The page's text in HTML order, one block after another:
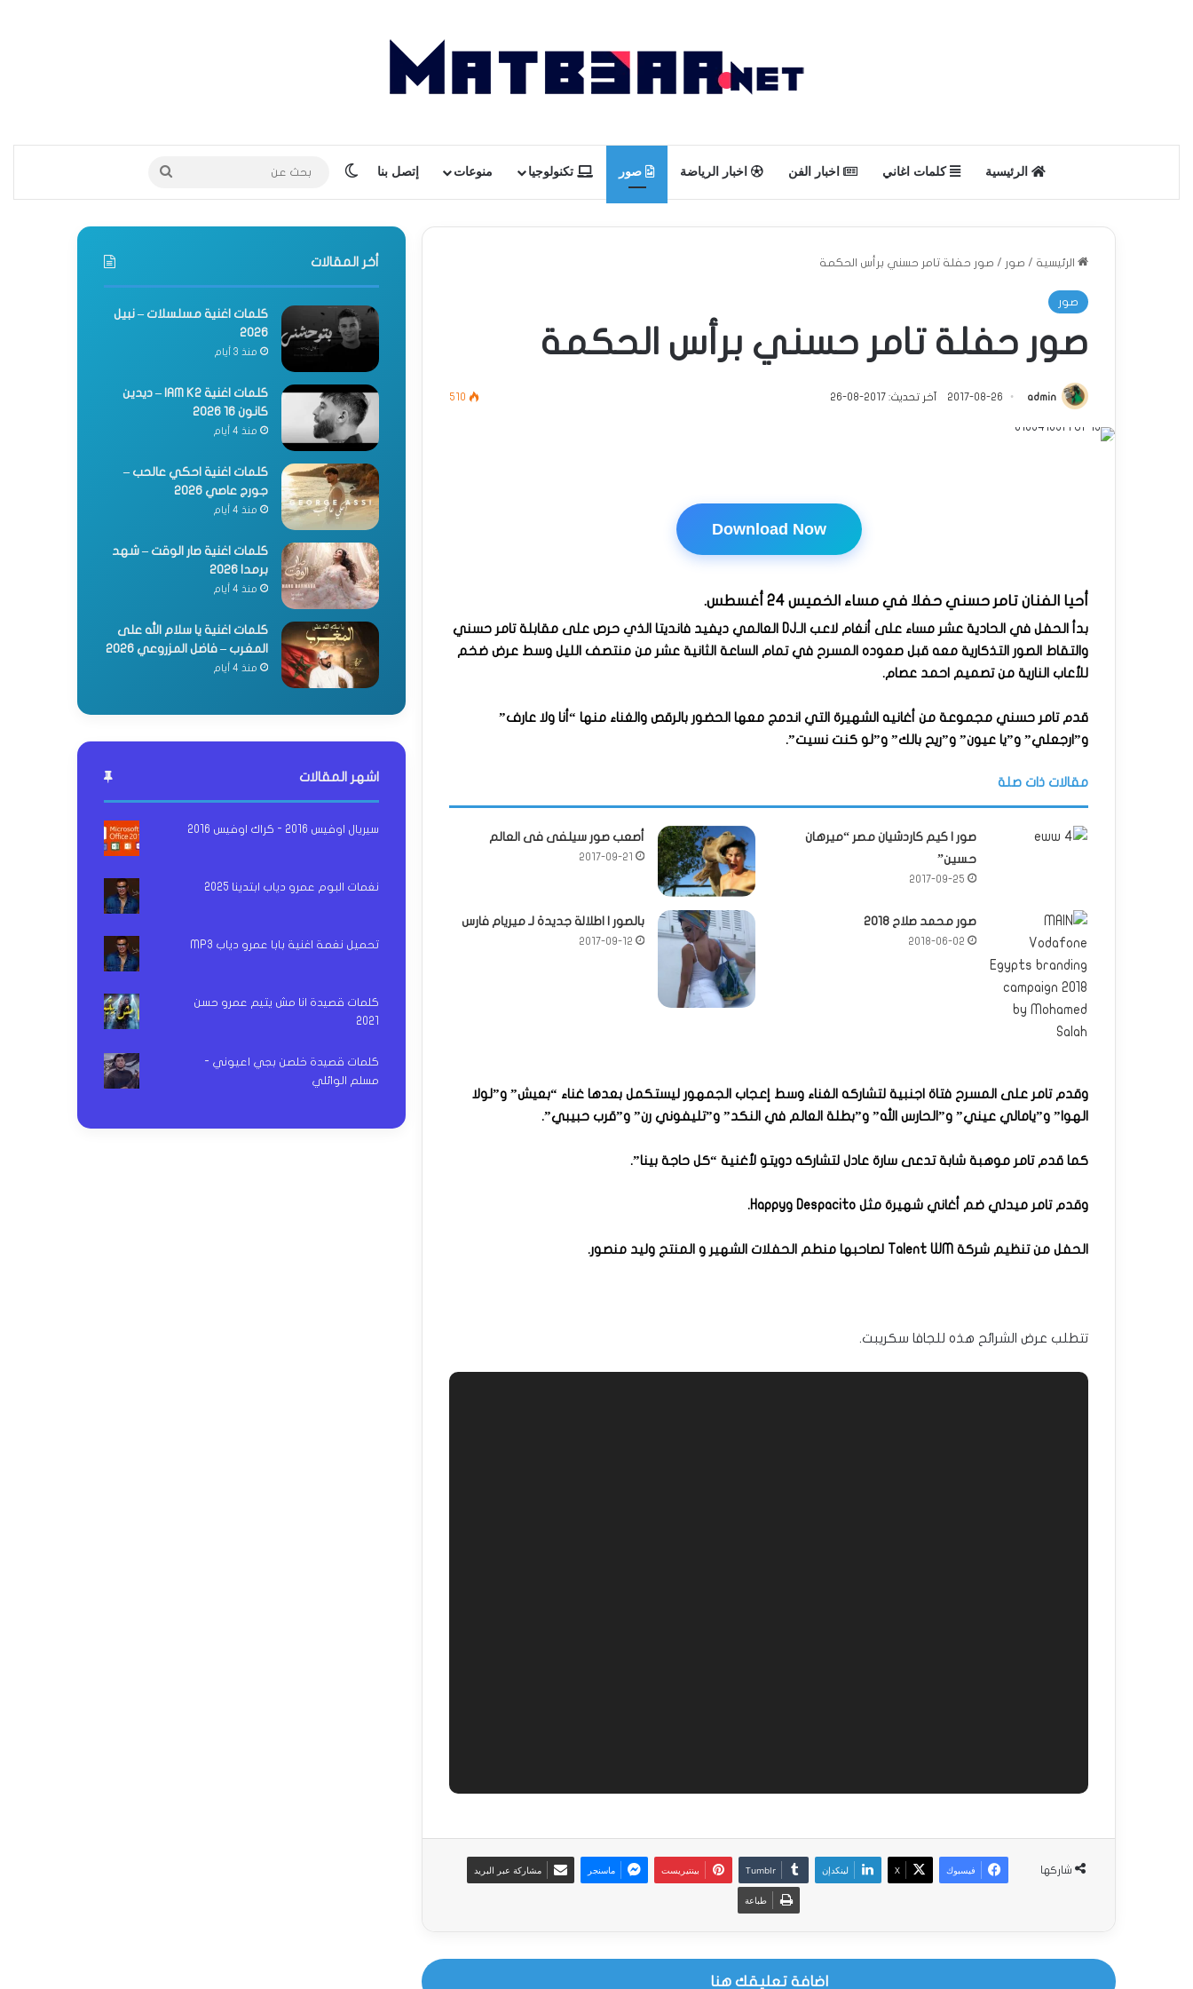
الرئيسية كلمات اغاني اخبار الفن اخبار الرياضة صور تكنولوجيا منوعات إتصل بنا الوضع المظلم بحث
عن
الرئيسية / صور / صور حفلة تامر حسني برأس الحكمة
صور
صور حفلة تامر حسني برأس الحكمة
admin
2017-08-26 آخر تحديث: 2017-08-26 510
Download Now
أحيا الفنان تامر حسني حفلا في مساء الخميس 24 أغسطس.
بدأ الحفل في الحادية عشر مساء على أنغام لاعب الـDJ العالمي ديفيد فانديتا الذي حرص على مقابلة تامر حسني
والتقاط الصور التذكارية معه قبل صعوده المسرح في تمام الساعة الثانية عشر من منتصف الليل وسط عرض ضخم
للأعاب النارية من تصميم احمد عصام.
قدم تامر حسني مجموعة من أغانيه الشهيرة التي اندمج معها الحضور بالرقص والغناء منها “أنا ولا عارف”
و”ارجعلي” و”يا عيون” و”ريح بالك” و”لو كنت نسيت”.
مقالات ذات صلة
صور | كيم كاردشيان مصر “ميرهان
حسين”
2017-09-25
أصعب صور سيلفى فى العالم
2017-09-21
صور محمد صلاح 2018
2018-06-02
بالصور | اطلالة جديدة لـ ميريام فارس
2017-09-12
وقدم تامر على المسرح فتاة اجنبية لتشاركه الغناء وسط إعجاب الجمهور ليستكمل بعدها غناء “بعيش” و”لولا
الهوا” و”يامالي عيني” و”الحارس الله” و”بطلة العالم في النكد” و”تليفوني رن” و”قرب حبيبي”.
كما قدم تامر موهبة شابة تدعى سارة عادل لتشاركه دويتو لأغنية “كل حاجة بينا”.
وقدم تامر ميدلي ضم أغاني شهيرة مثل Despacito وHappy.
الحفل من تنظيم شركة Talent WM لصاحبها منطم الحفلات الشهير و المنتج وليد منصور.
تتطلب عرض الشرائح هذه للجافا سكريبت.
شاركها فيسبوك ‫X لينكدإن ‏Tumblr بينتيريست ماسنجر مشاركة عبر البريد
طباعة
اضافة تعليقك هنا
أخر المقالات
كلمات اغنية مسلسلات – نبيل
2026
منذ 3 أيام
كلمات اغنية IAM K2 – ديدين
كانون 16 2026
منذ 4 أيام
كلمات اغنية احكي عالحب –
جورج عاصي 2026
منذ 4 أيام
كلمات اغنية صار الوقت – شهد
برمدا 2026
منذ 4 أيام
كلمات اغنية يا سلام الله على
المغرب – فاضل المزروعي 2026
منذ 4 أيام
اشهر المقالات
سيريال اوفيس 2016 - كراك اوفيس 2016
نغمات البوم عمرو دياب ابتدينا 2025
تحميل نغمة اغنية بابا عمرو دياب MP3
كلمات قصيدة انا مش يتيم عمرو حسن
2021
كلمات قصيدة خلصن بجي اعيوني -
مسلم الوائلي